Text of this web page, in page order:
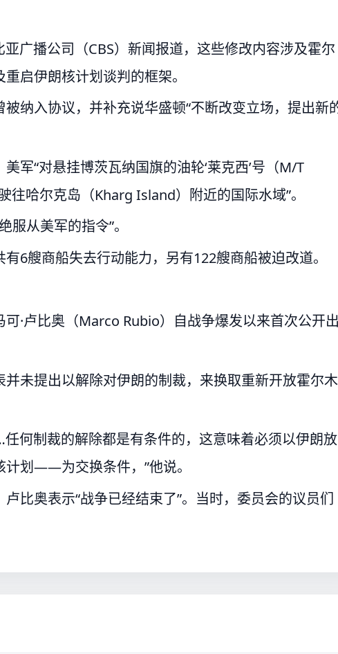
广播公司（CBS）新闻报道，这些修改内容涉及霍尔
启伊朗核计划谈判的框架。
纳入协议，并补充说华盛顿“不断改变立场，提出新
军“对悬挂博茨瓦纳国旗的油轮‘莱克西’号（M/T
哈尔克岛（Kharg Island）附近的国际水域”。
从美军的指令”。
6艘商船失去行动能力，另有122艘商船被迫改道。
·卢比奥（Marco Rubio）自战争爆发以来首次公开
未提出以解除对伊朗的制裁，来换取重新开放霍尔木
何制裁的解除都是有条件的，这意味着必须以伊朗放
划——为交换条件，”他说。
比奥表示“战争已经结束了”。当时，委员会的议员们